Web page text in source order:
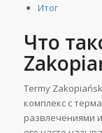
Итог
Что
Termy
комплекс с
развлечениями